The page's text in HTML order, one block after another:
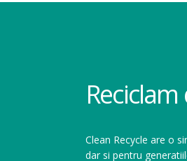
Clean Recycle are o
dar si pentru